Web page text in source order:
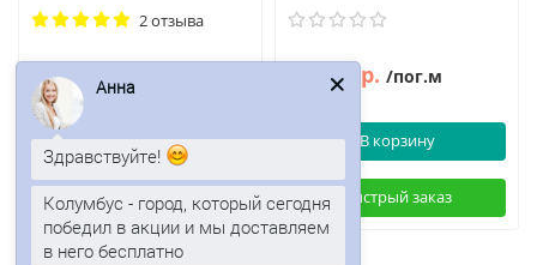
2 отзыва
72р. /пог.м
В корзину
Быстрый заказ
69р. /пог.м
В корзину
Быстрый заказ
Анна
Здравствуйте!
Колумбус - город, который сегодня
победил в акции и мы доставляем
в него бесплатно